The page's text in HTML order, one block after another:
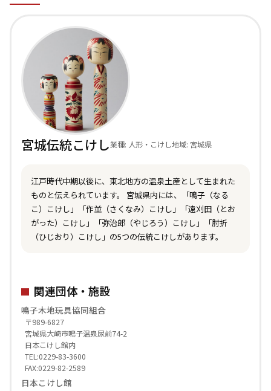
宮城伝統こけし業種: 人形・こけし地域: 宮城県
江戸時代中期以後に、東北地方の温泉土産として生まれた
ものと伝えられています。 宮城県内には、「鳴子（なる
こ）こけし」「作並（さくなみ）こけし」「遠刈田（とお
がった）こけし」「弥治郎（やじろう）こけし」「肘折
（ひじおり）こけし」の5つの伝統こけしがあります。
関連団体・施設
鳴子木地玩具協同組合
〒989-6827
宮城県大崎市鳴子温泉尿前74-2
日本こけし館内
TEL:0229-83-3600
FAX:0229-82-2589
日本こけし館